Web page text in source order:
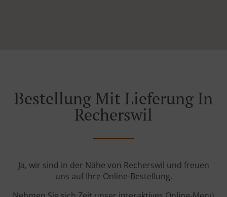
Bestellung Mit Lieferung In
Recherswil
Ja, wir sind in der Nähe von Recherswil und freuen
uns auf Ihre Online-Bestellung.